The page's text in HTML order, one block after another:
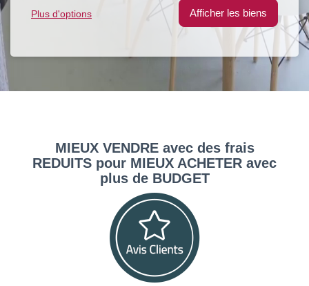
Plus d'options
MIEUX VENDRE avec des frais
REDUITS pour MIEUX ACHETER avec
plus de BUDGET